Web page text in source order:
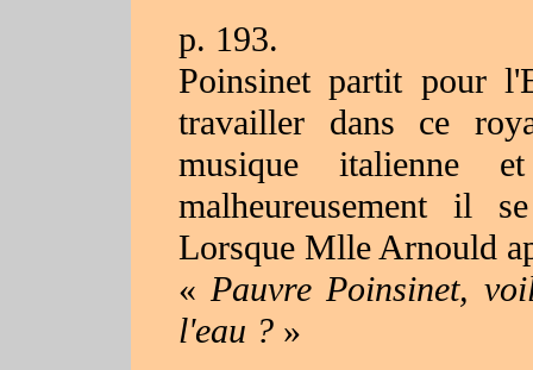
p. 193.
Poinsinet partit pour
travailler dans ce
musique italienne
malheureusement il
Lorsque Mlle Arnould
«Pauvre Poinsinet,
l'eau ? »